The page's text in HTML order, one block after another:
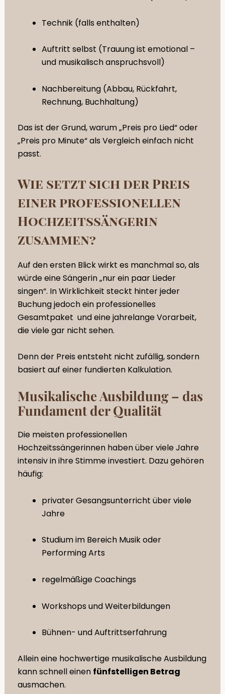
Technik (falls enthalten)
Auftritt selbst (Trauung ist emotional –
und musikalisch anspruchsvoll)
Nachbereitung (Abbau, Rückfahrt,
Rechnung, Buchhaltung)
Das ist der Grund, warum „Preis pro Lied“ oder
„Preis pro Minute“ als Vergleich einfach nicht
passt.
Wie setzt sich der Preis
einer professionellen
Hochzeitssängerin
zusammen?
Auf den ersten Blick wirkt es manchmal so, als
würde eine Sängerin „nur ein paar Lieder
singen“. In Wirklichkeit steckt hinter jeder
Buchung jedoch ein professionelles
Gesamtpaket und eine jahrelange Vorarbeit,
die viele gar nicht sehen.
Denn der Preis entsteht nicht zufällig, sondern
basiert auf einer fundierten Kalkulation.
Musikalische Ausbildung – das
Fundament der Qualität
Die meisten professionellen
Hochzeitssängerinnen haben über viele Jahre
intensiv in ihre Stimme investiert. Dazu gehören
häufig:
privater Gesangsunterricht über viele
Jahre
Studium im Bereich Musik oder
Performing Arts
regelmäßige Coachings
Workshops und Weiterbildungen
Bühnen- und Auftrittserfahrung
Allein eine hochwertige musikalische Ausbildung
kann schnell einen fünfstelligen Betrag
ausmachen.